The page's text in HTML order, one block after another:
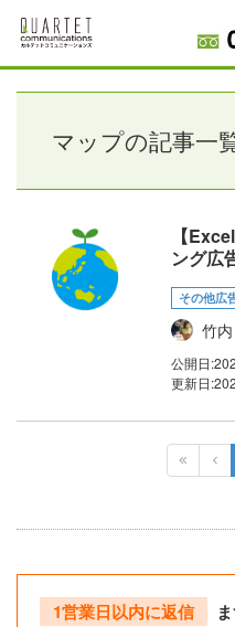
トップページ
料金表
初めて導入をお考えの方
代理店の乗り換えをお考え
広告代理店・HP制作会社
お申し込みから運用開始ま
マップの記事一
【
ング広
その他広
竹
公開日:
更新日:
1営業日以内に返信